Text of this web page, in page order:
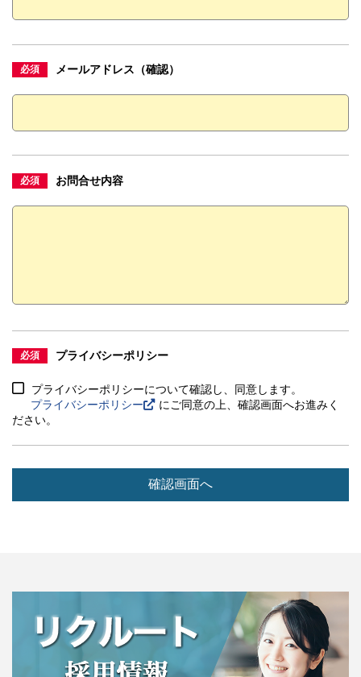
必須 メールアドレス（確認）
必須 お問合せ内容
必須 プライバシーポリシー
プライバシーポリシーについて確認し、同意します。
プライバシーポリシー
にご同意の上、確認画面へお進みく
ださい。